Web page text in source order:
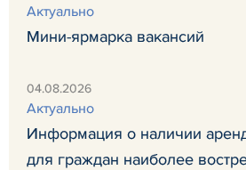
Актуально
Мини-ярмарка вакансий
04.08.2026
Актуально
Информация о наличии
для граждан наиболее